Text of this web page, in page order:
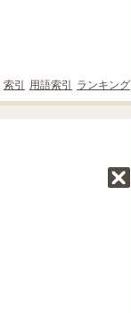
索引 用語索引 ランキング